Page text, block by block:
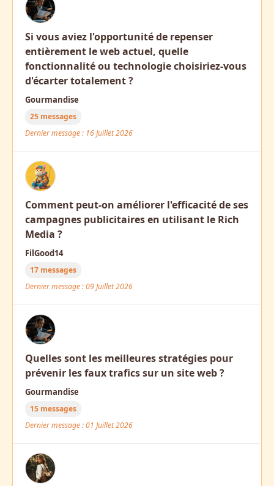
Si vous aviez l'opportunité de repenser
entièrement le web actuel, quelle
fonctionnalité ou technologie choisiriez-vous
d'écarter totalement ?
Gourmandise
25 messages
Dernier message : 16 Juillet 2026
Comment peut-on améliorer l'efficacité de ses
campagnes publicitaires en utilisant le Rich
Media ?
FilGood14
17 messages
Dernier message : 09 Juillet 2026
Quelles sont les meilleures stratégies pour
prévenir les faux trafics sur un site web ?
Gourmandise
15 messages
Dernier message : 01 Juillet 2026